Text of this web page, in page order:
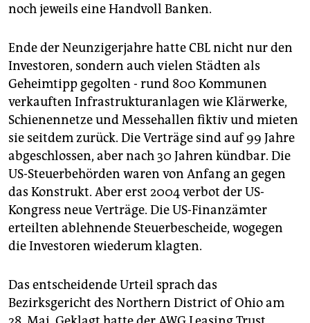
noch jeweils eine Handvoll Banken.
Ende der Neunzigerjahre hatte CBL nicht nur den
Investoren, sondern auch vielen Städten als
Geheimtipp gegolten - rund 800 Kommunen
verkauften Infrastrukturanlagen wie Klärwerke,
Schienennetze und Messehallen fiktiv und mieten
sie seitdem zurück. Die Verträge sind auf 99 Jahre
abgeschlossen, aber nach 30 Jahren kündbar. Die
US-Steuerbehörden waren von Anfang an gegen
das Konstrukt. Aber erst 2004 verbot der US-
Kongress neue Verträge. Die US-Finanzämter
erteilten ablehnende Steuerbescheide, wogegen
die Investoren wiederum klagten.
Das entscheidende Urteil sprach das
Bezirksgericht des Northern District of Ohio am